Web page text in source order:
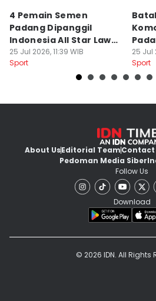
4 Pemain Semen
Padang Dipanggil
Indonesia All Star Lawan
Aston Villa
25 Jul 2026, 11:39 WIB
Sport
25 Jul
Sport
About UsEditorial TeamContact
Pedoman Media Siber
Follow Us
Download
© 2026 IDN. All Rights